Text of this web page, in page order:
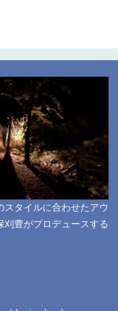
スタイルに合わせたアウ
刈豊がプロデュースする